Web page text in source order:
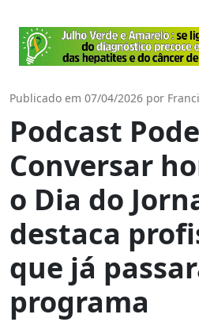
Publicado em 07/04/2026 por
Podcast Pode
Conversar
o Dia do
destaca
que já
programa